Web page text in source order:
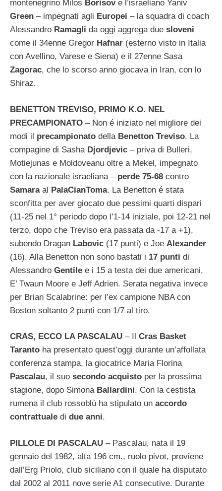
montenegrino Milos Borisove l’israeliano Yaniv
Green – impegnati agli Europei – la squadra di coach
Alessandro Ramagli da oggi aggrega due sloveni
come il 34enne Gregor Hafnar (esterno visto in Italia
con Avellino, Varese e Siena) e il 27enne Sasa
Zagorac, che lo scorso anno giocava in Iran, con lo
Shiraz.
BENETTON TREVISO, PRIMO K.O. NEL
PRECAMPIONATO – Non é iniziato nel migliore dei
modi il precampionato della Benetton Treviso. La
compagine di Sasha Djordjevic – priva di Bulleri,
Motiejunas e Moldoveanu oltre a Mekel, impegnato
con la nazionale israeliana – perde 75-68 contro
Samaraal PalaCianToma. La Benetton é stata
sconfitta per aver giocato due pessimi quarti dispari
(11-25 nel 1° periodo dopo l’1-14 iniziale, poi 12-21 nel
terzo, dopo che Treviso era passata da -17 a +1),
subendo Dragan Labovic (17 punti) e Joe Alexander
(16). Alla Benetton non sono bastati i 17 punti di
Alessandro Gentile e i 15 a testa dei due americani,
E’ Twaun Moore e Jeff Adrien. Serata negativa invece
per Brian Scalabrine: per l’ex campione NBA con
Boston soltanto 2 punti con 1/7 al tiro.
CRAS, ECCO LA PASCALAU – Il Cras Basket
Taranto ha presentato quest’oggi durante un’affollata
conferenza stampa, la giocatrice Maria Florina
Pascalau, il suo secondo acquisto per la prossima
stagione, dopo Simona Ballardini. Con la cestista
rumena il club rossoblù ha stipulato un accordo
contrattuale di due anni.
PILLOLE DI PASCALAU – Pascalau, nata il 19
gennaio del 1982, alta 196 cm., ruolo pivot, proviene
dall’Erg Priolo, club siciliano con il quale ha disputato
dal 2002 al 2011 nove serie A1 consecutive. Durante